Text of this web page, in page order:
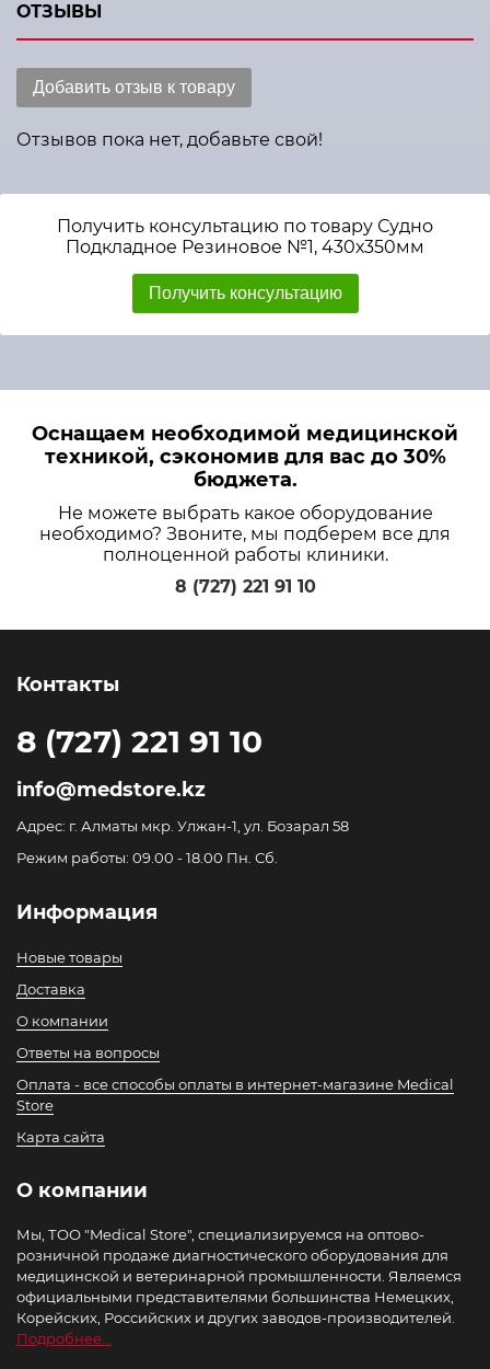
ОТЗЫВЫ
Добавить отзыв к товару
Отзывов пока нет, добавьте свой!
Получить консультацию по товару Судно
Подкладное Резиновое №1, 430х350мм
Получить консультацию
Оснащаем необходимой медицинской
техникой, сэкономив для вас до 30%
бюджета.
Не можете выбрать какое оборудование
необходимо? Звоните, мы подберем все для
полноценной работы клиники.
8 (727) 221 91 10
Контакты
8 (727) 221 91 10
info@medstore.kz
Адрес: г. Алматы мкр. Улжан-1, ул. Бозарал 58
Режим работы: 09.00 - 18.00 Пн. Сб.
Информация
Новые товары
Доставка
О компании
Ответы на вопросы
Оплата - все способы оплаты в интернет-магазине Medical
Store
Карта сайта
О компании
Мы, ТОО "Medical Store", специализируемся на оптово-
розничной продаже диагностического оборудования для
медицинской и ветеринарной промышленности. Являемся
официальными представителями большинства Немецких,
Корейских, Российских и других заводов-производителей.
Подробнее...